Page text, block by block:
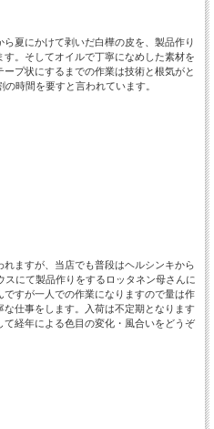
夏にかけて剥いだ白樺の皮を、製品作り
。そしてオイルで丁寧になめした素材を
プ状にするまでの作業は技術と根気がと
時間を要すと言われています。
ますが、当店でも普段はヘルシンキから
にて製品作りをするロッタネン母さんに
すが一人での作業になりますので量は作
仕事をします。入荷は不定期となります
経年による色目の変化・風合いをどうぞ